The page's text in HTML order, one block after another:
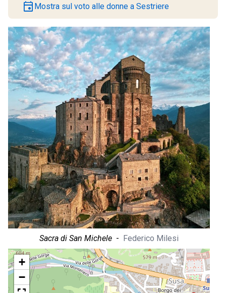
Sacra di San Michele - Federico Milesi
+
−
event Mostra sul voto alle donne a Sestriere